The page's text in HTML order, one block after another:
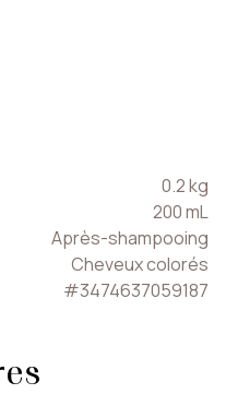
0.2kg
200mL
Après-shampooing
Cheveux colorés
#3474637059187